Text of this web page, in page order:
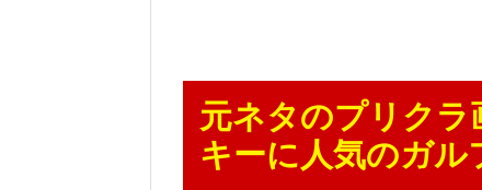
元ネタのプリク
キーに人気のガル